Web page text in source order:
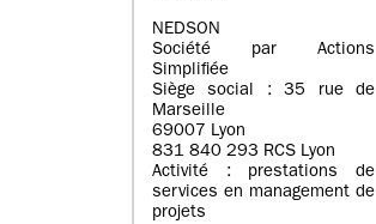
NEDSON
Société par Actions
Simplifiée
Siège social : 35 rue de
Marseille
69007 Lyon
831 840 293 RCS Lyon
Activité : prestations de
services en management de
projets